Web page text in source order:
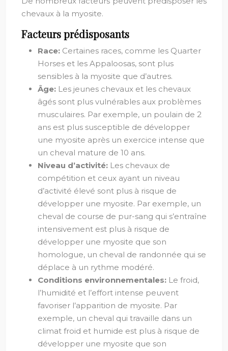
chevaux à la myosite.
Facteurs prédisposants
Race: Certaines races, comme les Quarter
Horses et les Appaloosas, sont plus
sensibles à la myosite que d’autres.
Âge: Les jeunes chevaux et les chevaux
âgés sont plus vulnérables aux problèmes
musculaires. Par exemple, un poulain de 2
ans est plus susceptible de développer
une myosite après un exercice intense que
un cheval mature de 10 ans.
Niveau d’activité: Les chevaux de
compétition et ceux ayant un niveau
d’activité élevé sont plus à risque de
développer une myosite. Par exemple, un
cheval de course de pur-sang qui s’entraîne
intensivement est plus à risque de
développer une myosite que son
homologue, un cheval de randonnée qui se
déplace à un rythme modéré.
Conditions environnementales: Le froid,
l’humidité et l’effort intense peuvent
favoriser l’apparition de myosite. Par
exemple, un cheval qui travaille dans un
climat froid et humide est plus à risque de
développer une myosite que son